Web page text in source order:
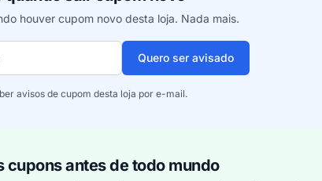
houver cupom novo desta loja. Nada mais.
Quero ser avisado
avisos de cupom desta loja por e-mail.
cupons antes de todo mundo